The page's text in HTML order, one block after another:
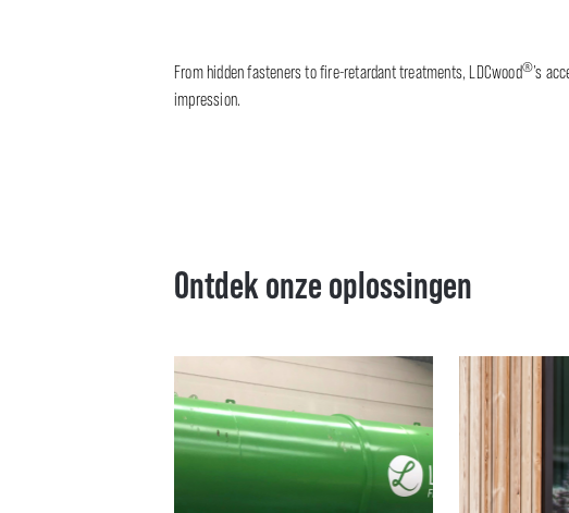
From hidden fasteners to fire-retardant treatments, LDCwood®’s
impression.
Ontdek onze oplossingen